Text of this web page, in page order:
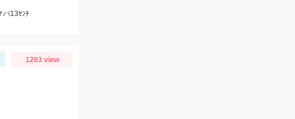
バ13ｾﾝﾁ
1203 view